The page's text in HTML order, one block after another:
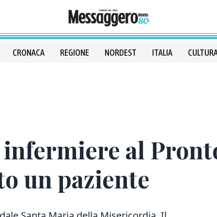
CRONACA REGIONE NORDEST ITALIA
al
un paziente